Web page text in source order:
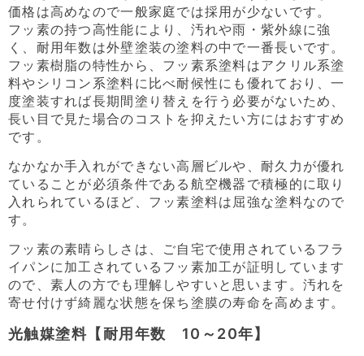
価格は高めなので一般家庭では採用が少ないです。
フッ素の持つ高性能により、汚れや雨・紫外線に強
く、耐用年数は外壁塗装の塗料の中で一番長いです。
フッ素樹脂の特性から、フッ素系塗料はアクリル系塗
料やシリコン系塗料に比べ耐候性にも優れており、一
度塗装すれば長期間塗り替えを行う必要がないため、
長い目で見た場合のコストを抑えたい方にはおすすめ
です。
なかなか手入れができない高層ビルや、耐久力が優れ
ていることが必須条件である航空機器で積極的に取り
入れられているほど、フッ素塗料は屈強な塗料なので
す。
フッ素の素晴らしさは、ご自宅で使用されているフラ
イパンに加工されているフッ素加工が証明しています
ので、素人の方でも理解しやすいと思います。汚れを
寄せ付けず綺麗な状態を保ち塗膜の寿命を高めます。
光触媒塗料【耐用年数 10～20年】